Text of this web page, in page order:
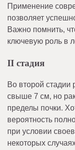
Применение
позволяет
Важно помнить,
ключевую роль в
II стадия
Во второй стадии
свыше 7 см, но
пределы почки.
вероятность
при условии
некоторых